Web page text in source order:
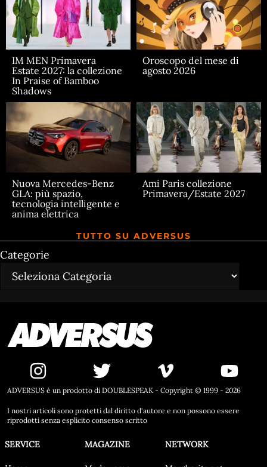
IM MEN Primavera
Estate 2027: la collezione
In Praise of Bamboo
Shadows
Oroscopo del mese di
agosto 2026
Nuova Mercedes-Benz
GLA: più spazio,
tecnologia intelligente e
anima elettrica
Ami Paris collezione
Primavera/Estate 2027
TUTTO SU ADVERSUS
Categorie
ADVERSUS è un prodotto di DOUBLESPEAK - Copyright © 1999 - 2026
I nostri articoli sono protetti dal diritto d'autore e non possono essere
riprodotti senza esplicito consenso scritto
SERVICE MAGAZINE NETWORK